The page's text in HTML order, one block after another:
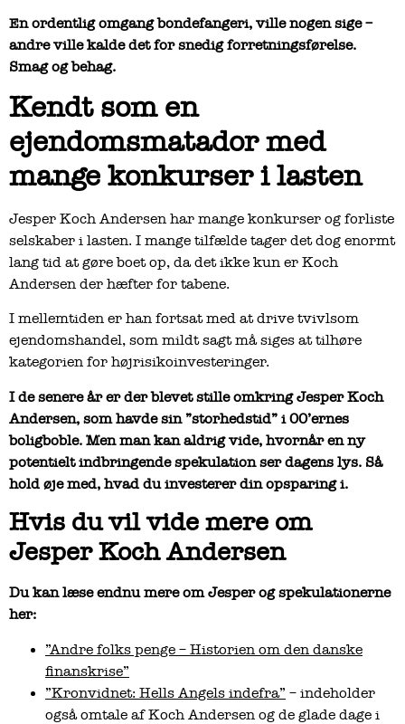
En ordentlig omgang bondefangeri, ville nogen sige –
andre ville kalde det for snedig forretningsførelse.
Smag og behag.
Kendt som en
ejendomsmatador med
mange konkurser i lasten
Jesper Koch Andersen har mange konkurser og forliste
selskaber i lasten. I mange tilfælde tager det dog enormt
lang tid at gøre boet op, da det ikke kun er Koch
Andersen der hæfter for tabene.
I mellemtiden er han fortsat med at drive tvivlsom
ejendomshandel, som mildt sagt må siges at tilhøre
kategorien for højrisikoinvesteringer.
I de senere år er der blevet stille omkring Jesper Koch
Andersen, som havde sin ”storhedstid” i 00’ernes
boligboble. Men man kan aldrig vide, hvornår en ny
potentielt indbringende spekulation ser dagens lys. Så
hold øje med, hvad du investerer din opsparing i.
Hvis du vil vide mere om
Jesper Koch Andersen
Du kan læse endnu mere om Jesper og spekulationerne
her:
”Andre folks penge – Historien om den danske
finanskrise”
”Kronvidnet: Hells Angels indefra” – indeholder
også omtale af Koch Andersen og de glade dage i